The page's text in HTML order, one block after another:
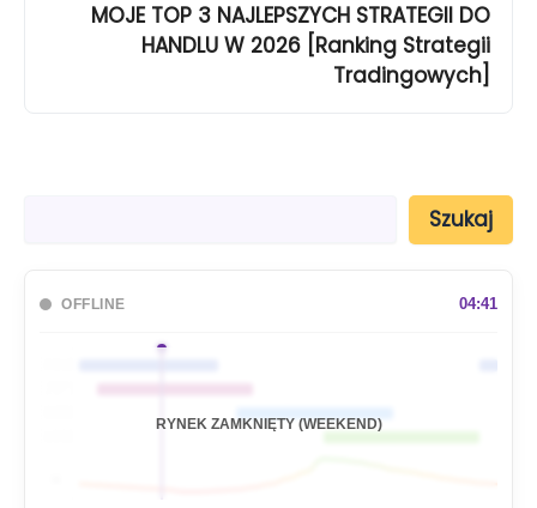
MOJE TOP 3 NAJLEPSZYCH STRATEGII DO
HANDLU W 2026 [Ranking Strategii
Tradingowych]
Szukaj
OFFLINE 04:41
RYNEK ZAMKNIĘTY (WEEKEND)